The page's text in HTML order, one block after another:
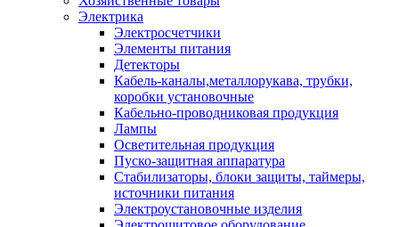
Электрика
Электросчетчики
Элементы питания
Детекторы
Кабель-каналы,металлорукава, трубки,
коробки установочные
Кабельно-проводниковая продукция
Лампы
Осветительная продукция
Пуско-защитная аппаратура
Стабилизаторы, блоки защиты, таймеры,
источники питания
Электроустановочные изделия